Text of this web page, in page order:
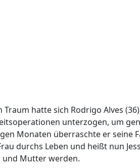
hatte sich Rodrigo Alves
unterzogen, um
Monaten überraschte er seine
durchs Leben und heißt nun
und Mutter werden.